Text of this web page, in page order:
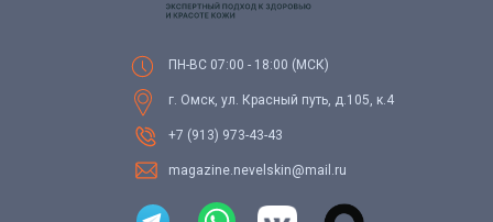
г. Омск, ул. Красный путь, д.105, к.4
+7 (913) 973-43-43
magazine.nevelskin@mail.ru
ПН-ВС 07:00 - 18:00 (МСК)